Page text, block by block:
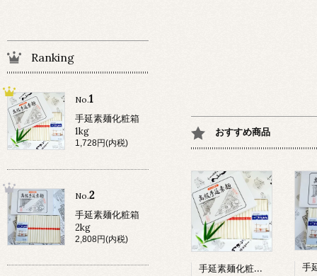
おすすめ商品
手延素麺化粧箱 1kg
Ranking
No.1
手延素麺化粧箱
1kg
1,728円(内税)
No.2
手延素麺化粧箱
2kg
2,808円(内税)